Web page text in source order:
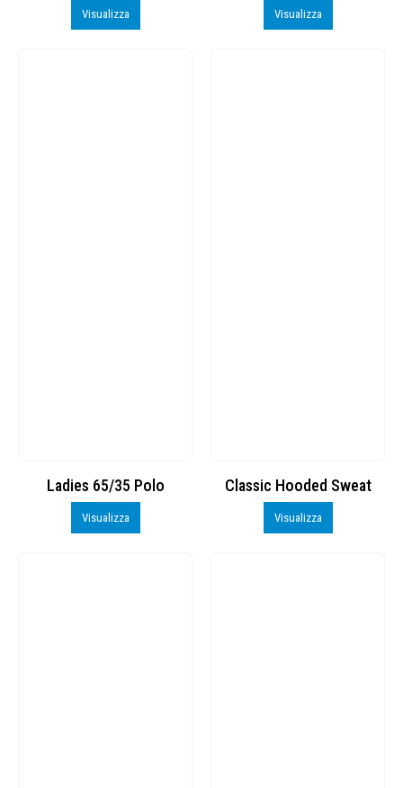
Visualizza Visualizza
Ladies 65/35 Polo
Visualizza
Classic Hooded Sweat
Visualizza